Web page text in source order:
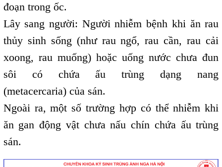
đoạn trong ốc.
Lây sang người: Người nhiễm bệnh khi ăn rau
thủy sinh sống (như rau ngổ, rau cần, rau cải
xoong, rau muống) hoặc uống nước chưa đun
sôi có chứa ấu trùng dạng nang
(metacercaria) của sán.
Ngoài ra, một số trường hợp có thể nhiễm khi
ăn gan động vật chưa nấu chín chứa ấu trùng
sán.